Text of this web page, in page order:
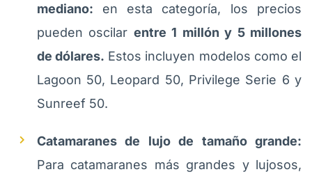
mediano: en esta categoría, los precios
pueden oscilar entre 1 millón y 5 millones
de dólares. Estos incluyen modelos como el
Lagoon 50, Leopard 50, Privilege Serie 6 y
Sunreef 50.
Catamaranes de lujo de tamaño grande:
Para catamaranes más grandes y lujosos,